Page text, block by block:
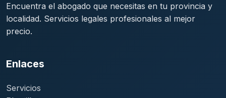
Encuentra el abogado que necesitas en tu provincia y
localidad. Servicios legales profesionales al mejor
precio.
Enlaces
Servicios